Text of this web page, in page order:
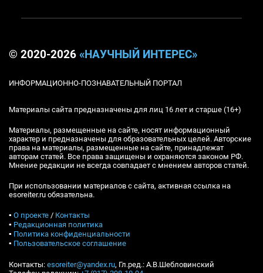
© 2020-2026 «НАУЧНЫЙ ИНТЕРЕС»
ИНФОРМАЦИОННО-ПОЗНАВАТЕЛЬНЫЙ ПОРТАЛ
Материалы сайта предназначены для лиц 16 лет и старше (16+)
Материалы, размещенные на сайте, носят информационный
характер и предназначены для образовательных целей. Авторские
права на материалы, размещенные на сайте, принадлежат
авторам статей. Все права защищены и охраняются законом РФ.
Мнение редакции не всегда совпадает с мнением авторов статей.
При использовании материалов с сайта, активная ссылка на
esoreiter.ru обязательна.
▪ О проекте / Контакты
▪ Редакционная политика
▪ Политика конфиденциальности
▪ Пользовательское соглашение
Контакты: esoreiter@yandex.ru, Гл.ред.: А.В.Шебловинский